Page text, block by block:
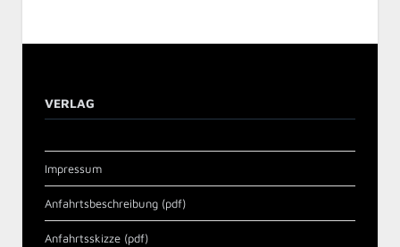
VERLAG
Impressum
Anfahrtsbeschreibung (pdf)
Anfahrtsskizze (pdf)